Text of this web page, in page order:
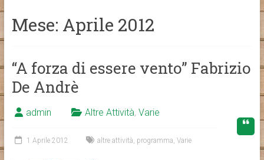
Mese: Aprile 2012
“A forza di essere vento” Fabrizio
De Andrè
admin Altre Attività, Varie
1 Aprile 2012 altre attività, programma, Varie